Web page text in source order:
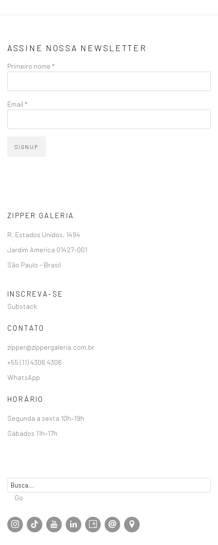
ASSINE NOSSA NEWSLETTER
Primeiro nome *
Email *
SIGNUP
ZIPPER GALERIA
R. Estados Unidos, 1494
Jardim America 01427-001
São Paulo - Brasil
INSCREVA-SE
Substack
CONTATO
zipper@zippergaleria.com.br
+55 (11) 4306 4306
WhatsApp
HORÁRIO
Segunda a sexta 10h–19h
Sábados 11h–17h
Go